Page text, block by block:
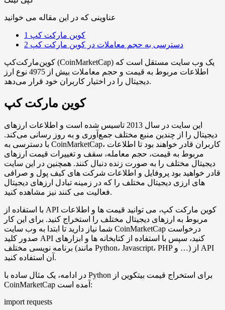
عناوینی که در این مقاله می خوانید
1 کوین مارکت کپ
2 دسترسی به حجم معاملات در کوین مارکت کپ
کوین‌مارکت‌کپ (CoinMarketCap) یک وب سایت مستقل است که
اطلاعات مربوط به قیمت و حجم معاملات بیش از 4975 نوع ارز
دیجیتال را در اختیار کاربران خود قرار می‌دهد.
کوین مارکت کپ
این سایت در سال 2013 تاسیس شده است و اطلاعات ارزهای
دیجیتال را از چندین منبع مختلف جمع‌آوری و به روز رسانی می‌کند.
با دسترسی به CoinMarketCap، کاربران قادر خواهند بود تا اطلاعات
مربوط به قیمت، حجم معامله، سقف و تغییرات قیمت ارزهای
دیجیتال مختلف را به صورت زنده دنبال کنند. همچنین در این سایت
قادر خواهید بود پروفایل و اطلاعات شرکت های کیف پول و صرافی
های ارزی دیجیتال مختلف را که در زمینه تبادل ارزهای دیجیتال
فعالیت می کنند نیز مشاهده کنید.
با استفاده از API کوین مارکت کپ، می توانید قیمت ها و اطلاعات
مربوط به ارزهای دیجیتال مختلف را استخراج کنید. برای این کار
شما نیاز دارید تا ابتدا به وب سایت CoinMarketCap درخواست
صدور کلید API کنید، سپس با استفاده از کتابخانه ها و ابزارهای
برنامه نویسی مختلف (مانند Python، Javascript، PHP و …) از API
آن استفاده کنید.
در ادامه، یک مثال ساده با Python برای استخراج قیمت بیتکوین از
CoinMarketCap آمده است:
import requests